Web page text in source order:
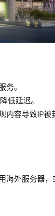
。
低延迟。
容导致IP被
外服务器，